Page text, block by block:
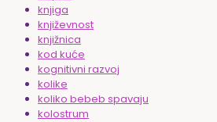
knjiga
književnost
knjižnica
kod kuće
kognitivni razvoj
kolike
koliko bebeb spavaju
kolostrum